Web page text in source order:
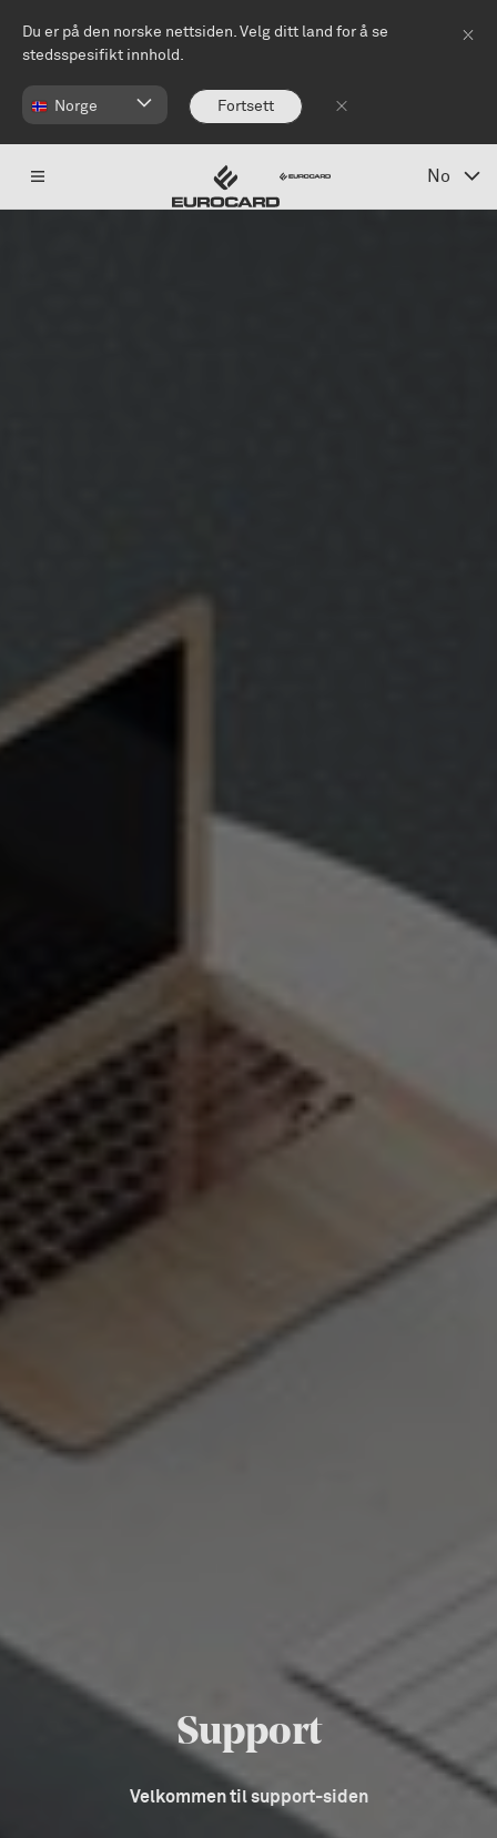
Du er på den norske nettsiden. Velg ditt land for å se
stedsspesifikt innhold.
Norge Fortsett
No
Support
Velkommen til support-siden